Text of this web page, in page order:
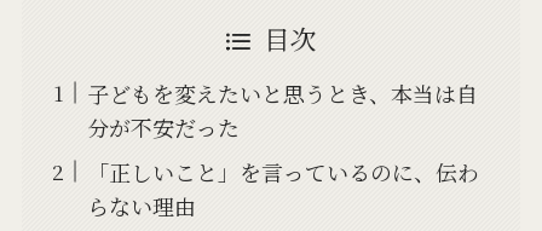
目次
子どもを変えたいと思うとき、本当は自
分が不安だった
「正しいこと」を言っているのに、伝わ
らない理由